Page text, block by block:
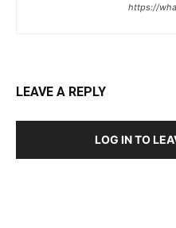
https://
LEAVE A REPLY
LOG IN TO